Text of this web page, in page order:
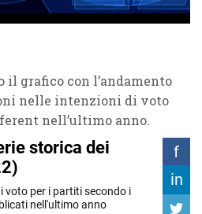
il grafico con l’andamento
nelle intenzioni di voto
nell’ultimo anno.